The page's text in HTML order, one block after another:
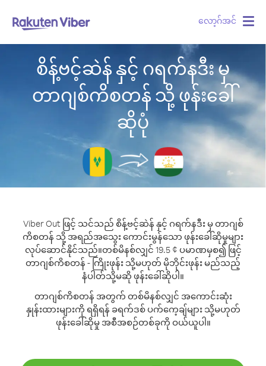
လော့ဂ်အင်
စိန့်ဗင့်ဆဲန် နှင့် ဂရက်နဒီး မှ
တာဂျစ်ကိစတန် သို့ ဖုန်းခေါ်
ဆိုပုံ
Viber Out ဖြင့် သင်သည် စိန့်ဗင့်ဆဲန် နှင့် ဂရက်နဒီး မှ တာဂျစ်
ကိစတန် သို့ အရည်အသွေး ကောင်းမွန်သော ဖုန်းခေါ်ဆိုမှုများ
လုပ်ဆောင်နိုင်သည်။တစ်မိနစ်လျှင် 19.5 ¢ ပမာဏမှစ၍ ဖြင့်
တာဂျစ်ကိစတန် - ကြိုးဖုန်း သို့မဟုတ် မိုဘိုင်းဖုန်း မည်သည့်
နံပါတ်သို့မဆို ဖုန်းခေါ်ဆိုပါ။
တာဂျစ်ကိစတန် အတွက် တစ်မိနစ်လျှင် အကောင်းဆုံး
နှုန်းထားများကို ရရှိရန် ခရက်ဒစ် ပက်ကေ့ချ်များ သို့မဟုတ်
ဖုန်းခေါ်ဆိုမှု အစီအစဉ်တစ်ခုကို ဝယ်ယူပါ။